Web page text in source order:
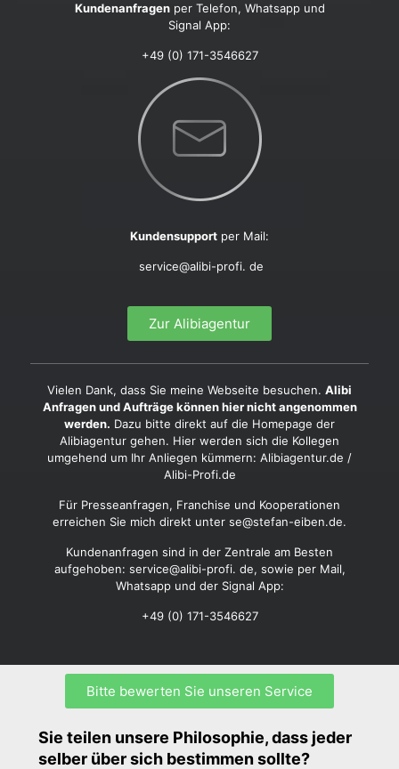
Kundenanfragenper Telefon, Whatsapp und
Signal App:
+49 (0) 171-3546627
Kundensupport per Mail:
service@alibi-profi. de
Zur Alibiagentur
Vielen Dank, dass Sie meine Webseite besuchen. Alibi
Anfragen und Aufträge können hier nicht angenommen
werden. Dazu bitte direkt auf die Homepage der
Alibiagentur gehen. Hier werden sich die Kollegen
umgehend um Ihr Anliegen kümmern: Alibiagentur.de /
Alibi-Profi.de
Für Presseanfragen, Franchise und Kooperationen
erreichen Sie mich direkt unter se@stefan-eiben.de.
Kundenanfragen sind in der Zentrale am Besten
aufgehoben: service@alibi-profi. de, sowie per Mail,
Whatsapp und der Signal App:
+49 (0) 171-3546627
Bitte bewerten Sie unseren Service
Sie teilen unsere Philosophie, dass jeder
selber über sich bestimmen sollte?